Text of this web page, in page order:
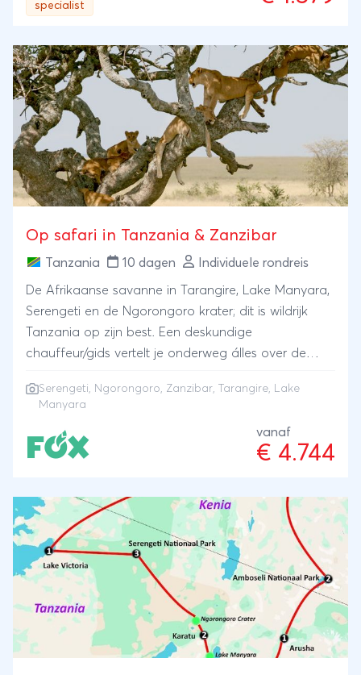
categorieën Gold en Platinum of een combinatie
specialist
Op safari in Tanzania & Zanzibar
Tanzania 10 dagen Individuele rondreis
De Afrikaanse savanne in Tarangire, Lake Manyara,
Serengeti en de Ngorongoro krater; dit is wildrijk
Tanzania op zijn best. Een deskundige
chauffeur/gids vertelt je onderweg álles over de
deze reis op de droomstranden van vakantie-eiland
Serengeti, Ngorongoro, Zanzibar, Tarangire, Lake
Manyara
vanaf
€ 4.744